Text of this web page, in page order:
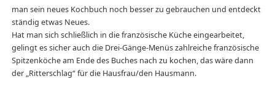
man sein neues Kochbuch noch besser zu gebrauchen und entdeckt
ständig etwas Neues.
Hat man sich schließlich in die französische Küche eingearbeitet,
gelingt es sicher auch die Drei-Gänge-Menüs zahlreiche französische
Spitzenköche am Ende des Buches nach zu kochen, das wäre dann
der „Ritterschlag“ für die Hausfrau/den Hausmann.